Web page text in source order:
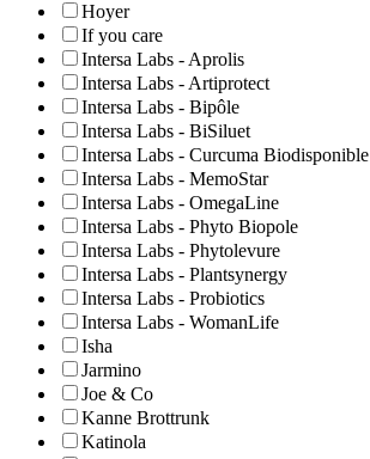
Hoyer
If you care
Intersa Labs - Aprolis
Intersa Labs - Artiprotect
Intersa Labs - Bipôle
Intersa Labs - BiSiluet
Intersa Labs - Curcuma Biodisponible
Intersa Labs - MemoStar
Intersa Labs - OmegaLine
Intersa Labs - Phyto Biopole
Intersa Labs - Phytolevure
Intersa Labs - Plantsynergy
Intersa Labs - Probiotics
Intersa Labs - WomanLife
Isha
Jarmino
Joe & Co
Kanne Brottrunk
Katinola